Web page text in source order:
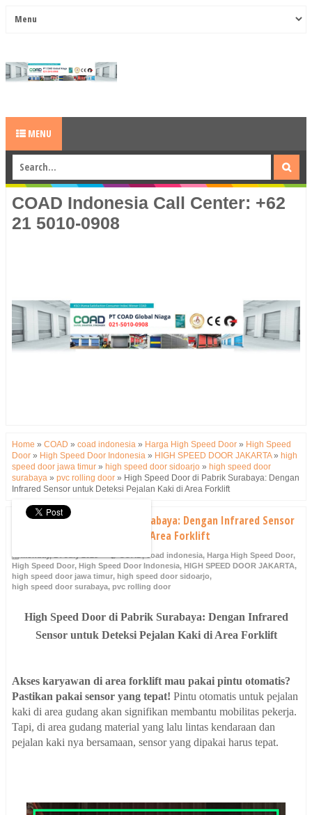
MENU
COAD Indonesia Call Center: +62
21 5010-0908
Home » COAD » coad indonesia » Harga High Speed Door » High Speed
Door » High Speed Door Indonesia » HIGH SPEED DOOR JAKARTA» high
speed door jawa timur » high speed door sidoarjo » high speed door
surabaya » pvc rolling door » High Speed Door di Pabrik Surabaya: Dengan
Infrared Sensor untuk Deteksi Pejalan Kaki di Area Forklift
High Speed Door di Pabrik Surabaya: Dengan Infrared Sensor
untuk Deteksi Pejalan Kaki di Area Forklift
coad indonesia, Harga High Speed Door,
High Speed Door, High Speed Door Indonesia, HIGH SPEED DOOR JAKARTA,
high speed door jawa timur, high speed door sidoarjo,
high speed door surabaya, pvc rolling door
High Speed Door di Pabrik Surabaya: Dengan Infrared
Sensor untuk Deteksi Pejalan Kaki di Area Forklift
Akses karyawan di area forklift mau pakai pintu otomatis?
Pastikan pakai sensor yang tepat! Pintu otomatis untuk pejalan
kaki di area gudang akan signifikan membantu mobilitas pekerja.
Tapi, di area gudang material yang lalu lintas kendaraan dan
pejalan kaki nya bersamaan, sensor yang dipakai harus tepat.